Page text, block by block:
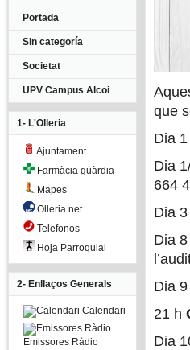
Portada
Sin categoría
Societat
UPV Campus Alcoi
1- L'Olleria
Ajuntament
Farmàcia guàrdia
Mapes
Olleria.net
Telefonos
Hoja Parroquial
2- Enllaços Generals
Calendari
Emissores Ràdio
que
Dia
Dia
664
Dia
Dia
Dia
21 h
Dia